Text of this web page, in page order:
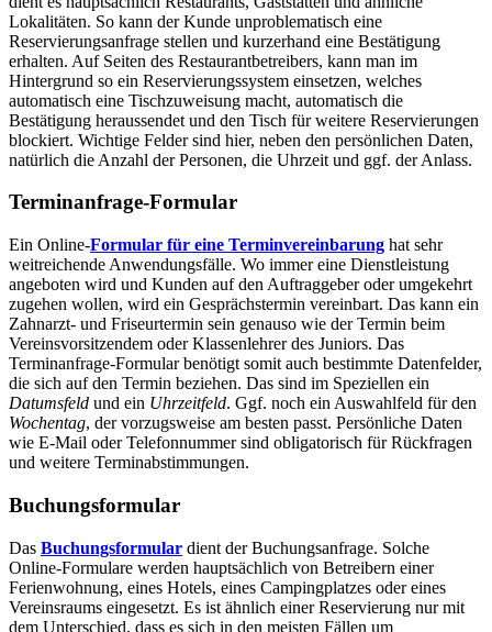
Lokalitäten. So kann der Kunde unproblematisch eine
Reservierungsanfrage stellen und kurzerhand eine Bestätigung
erhalten. Auf Seiten des Restaurantbetreibers, kann man im
Hintergrund so ein Reservierungssystem einsetzen, welches
automatisch eine Tischzuweisung macht, automatisch die
Bestätigung heraussendet und den Tisch für weitere Reservierungen
blockiert. Wichtige Felder sind hier, neben den persönlichen Daten,
natürlich die Anzahl der Personen, die Uhrzeit und ggf. der Anlass.
Terminanfrage-Formular
Ein Online-Formular für eine Terminvereinbarung hat sehr
weitreichende Anwendungsfälle. Wo immer eine Dienstleistung
angeboten wird und Kunden auf den Auftraggeber oder umgekehrt
zugehen wollen, wird ein Gesprächstermin vereinbart. Das kann ein
Zahnarzt- und Friseurtermin sein genauso wie der Termin beim
Vereinsvorsitzendem oder Klassenlehrer des Juniors. Das
Terminanfrage-Formular benötigt somit auch bestimmte Datenfelder,
die sich auf den Termin beziehen. Das sind im Speziellen ein
Datumsfeld und ein Uhrzeitfeld. Ggf. noch ein Auswahlfeld für den
Wochentag, der vorzugsweise am besten passt. Persönliche Daten
wie E-Mail oder Telefonnummer sind obligatorisch für Rückfragen
und weitere Terminabstimmungen.
Buchungsformular
Das Buchungsformular dient der Buchungsanfrage. Solche
Online-Formulare werden hauptsächlich von Betreibern einer
Ferienwohnung, eines Hotels, eines Campingplatzes oder eines
Vereinsraums eingesetzt. Es ist ähnlich einer Reservierung nur mit
dem Unterschied, dass es sich in den meisten Fällen um